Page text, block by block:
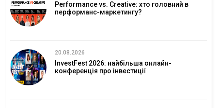
Performance vs. Creative: хто головний в
перформанс-маркетингу?
20.08.2026
InvestFest 2026: найбільша онлайн-
конференція про інвестиції